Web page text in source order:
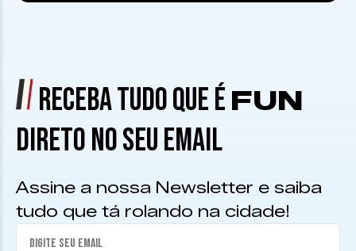
RECEBA TUDO QUE É FUN
DIRETO NO SEU EMAIL
Assine a nossa Newsletter e saiba
tudo que tá rolando na cidade!